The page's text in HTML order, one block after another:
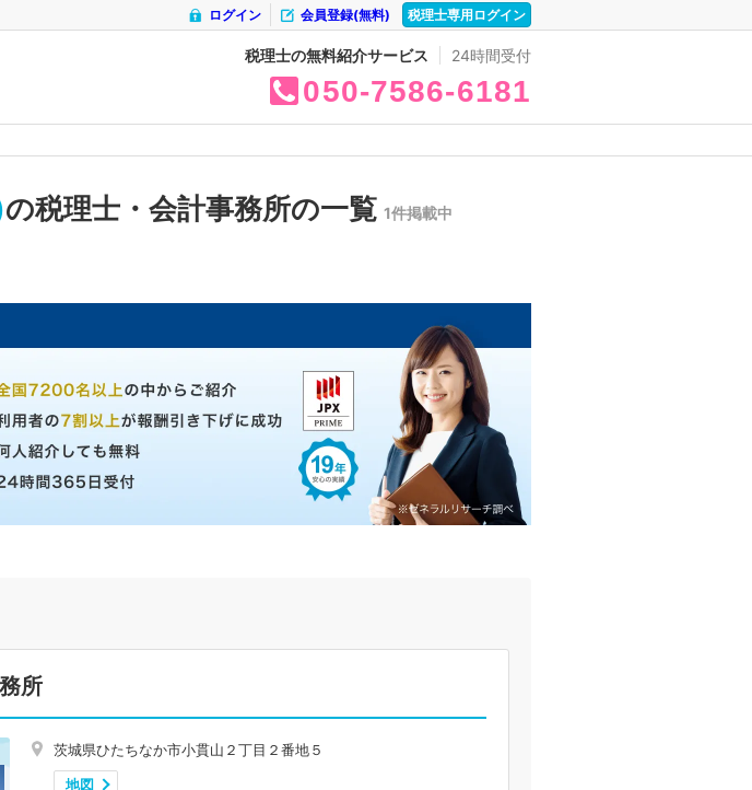
税理士専用ログイン
会員登録(無料)
ログイン
税理士の無料紹介サービス 24時間受付
050 7586 6181
の税理士・会計事務所の一覧 1件掲載中
所
茨城県ひたちなか市小貫山２丁目２番地５
地図